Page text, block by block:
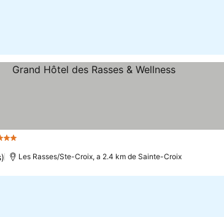
Estrelas
Les Rasses/Ste-Croix, a 2.4 km de Sainte-Croix